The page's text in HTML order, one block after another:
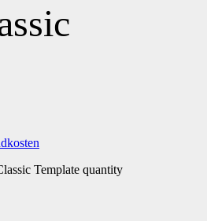
Template quantity